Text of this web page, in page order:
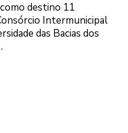
destino 11
Intermunicipal
das Bacias dos